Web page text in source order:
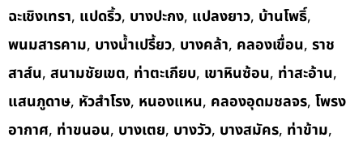
ฉะเชิงเทรา, แปดริ้ว, บางปะกง, แปลงยาว, บ้านโพธิ์,
พนมสารคาม, บางน้ำเปรี้ยว, บางคล้า, คลองเขื่อน, ราช
สาส์น, สนามชัยเขต, ท่าตะเกียบ, เขาหินซ้อน, ท่าสะอ้าน,
แสนภูดาษ, หัวสำโรง, หนองแหน, คลองอุดมชลจร, โพรง
อากาศ, ท่าขนอน, บางเตย, บางวัว, บางสมัคร, ท่าข้าม,